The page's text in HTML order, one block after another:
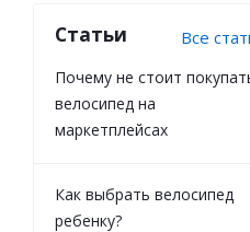
Статьи Все
Почему не стоит
велосипед на
маркетплейсах
Как выбрать велосипед
ребенку?